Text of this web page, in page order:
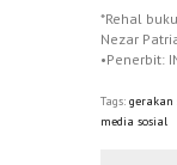
*Rehal
Nezar
•Penerbit:
Tags: gerakan
media sosial